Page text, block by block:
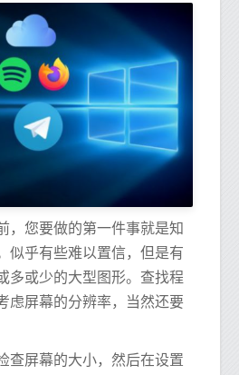
，您要做的第一件事就是知
似乎有些难以置信，但是有
多或少的大型图形。查找程
虑屏幕的分辨率，当然还要
查屏幕的大小，然后在设置